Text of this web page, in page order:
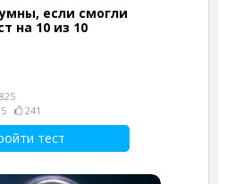
если смогли
на 10 из 10
241
тест